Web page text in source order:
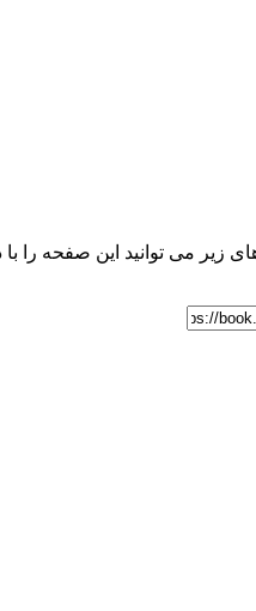
زیر می توانید این صفحه را